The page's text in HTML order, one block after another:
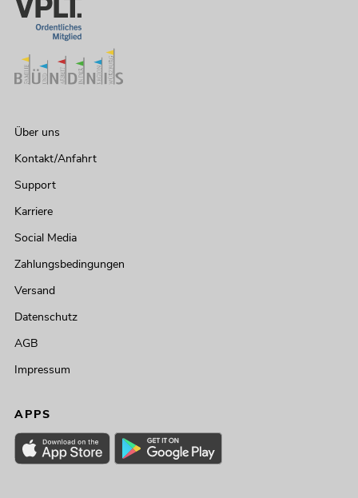
Über uns
Kontakt/Anfahrt
Support
Karriere
Social Media
Zahlungsbedingungen
Versand
Datenschutz
AGB
Impressum
APPS